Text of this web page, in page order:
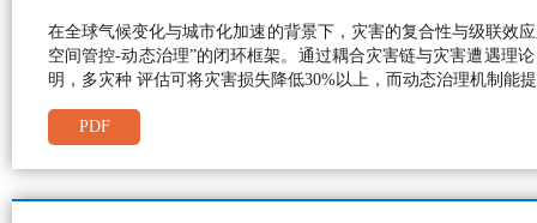
在全球气候变化与城市化加速的背景下，灾害的复合性与级联效
空间管控-动态治理”的闭环框架。通过耦合灾害链与灾害遭遇理
明，多灾种 评估可将灾害损失降低30%以上，而动态治理机制能
PDF